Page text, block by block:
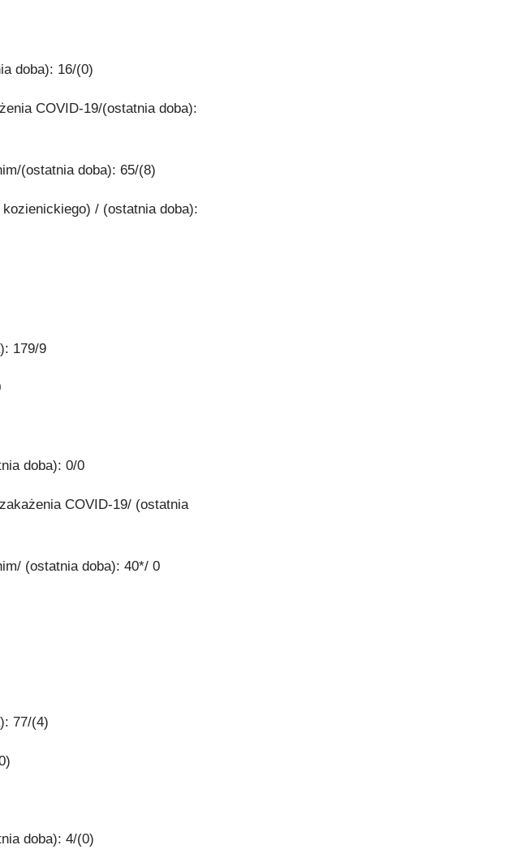
doba): 16/(0)
COVID-19/(ostatnia doba):
(ostatnia doba): 65/(8)
/ (ostatnia doba):
179/9
doba): 0/0
COVID-19/ (ostatnia
(ostatnia doba): 40*/ 0
77/(4)
doba): 4/(0)